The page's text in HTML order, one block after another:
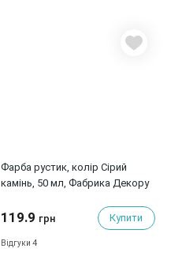
Фарба рустик, колір Сірий
камінь, 50 мл, Фабрика Декору
119.9 грн Купити
Відгуки4